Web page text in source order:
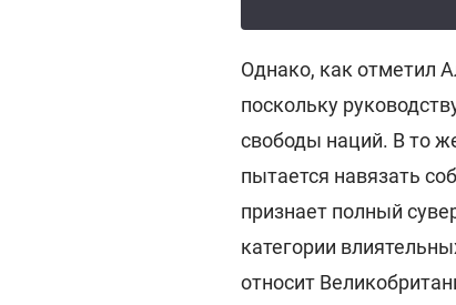
Однако, как отметил
поскольку
свободы наций. В то
пытается навязать
признает полный
категории
относит